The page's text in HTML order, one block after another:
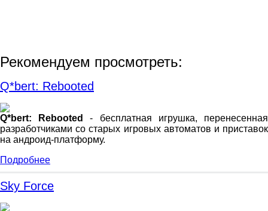
Рекомендуем просмотреть:
Q*bert: Rebooted
Q*bert: Rebooted
- бесплатная игрушка, перенесенная
разработчиками со старых игровых автоматов и приставок
на андроид-платформу.
Подробнее
Sky Force